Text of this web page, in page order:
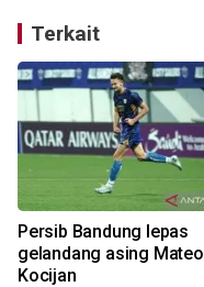
Terkait
Persib Bandung lepas
gelandang asing Mateo
Kocijan